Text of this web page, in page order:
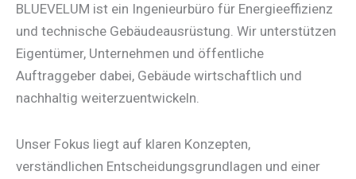
BLUEVELUM ist ein Ingenieurbüro für Energieeffizienz
und technische Gebäudeausrüstung. Wir unterstützen
Eigentümer, Unternehmen und öffentliche
Auftraggeber dabei, Gebäude wirtschaftlich und
nachhaltig weiterzuentwickeln.
Unser Fokus liegt auf klaren Konzepten,
verständlichen Entscheidungsgrundlagen und einer